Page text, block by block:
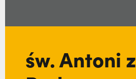
św. Antoni z